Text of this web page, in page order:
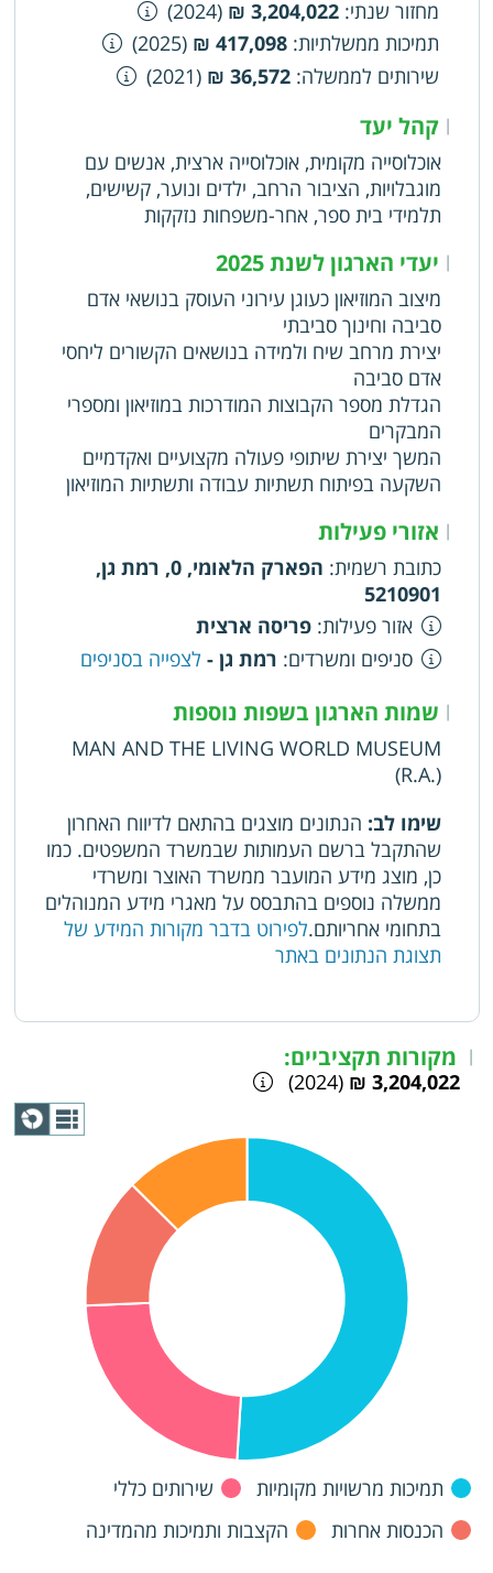
לשכור, לחכור, למכור, להעביר ולהחכיר, הן בתמורה
והן בלא תמורה, לשעבד, לקבל ולמסור בכל דרך
אחרת כל רכוש ונכסים, הן דניידי והן דלא-ניידי,
התחייבויות אחרות ולעשות כל פעולות חוקיות לשם
הגשמת מטרות המוזיאון. 3.10. העמותה לא תהא
רשאית למכור זכויות במקרקעין, להחל
מחזור שנתי:
3,204,022 ₪
(2024)
תמיכות ממשלתיות:
417,098 ₪
(2025)
שירותים לממשלה:
36,572 ₪
(2021)
|קהל יעד
אוכלוסייה מקומית, אוכלוסייה ארצית, אנשים עם
מוגבלויות, הציבור הרחב, ילדים ונוער, קשישים,
תלמידי בית ספר, אחר-משפחות נזקקות
| יעדי הארגון לשנת 2025
מיצוב המוזיאון כעוגן עירוני העוסק בנושאי אדם
סביבה וחינוך סביבתי
יצירת מרחב שיח ולמידה בנושאים הקשורים ליחסי
אדם סביבה
הגדלת מספר הקבוצות המודרכות במוזיאון ומספרי
המבקרים
המשך יצירת שיתופי פעולה מקצועיים ואקדמיים
השקעה בפיתוח תשתיות עבודה ותשתיות המוזיאון
| אזורי פעילות
כתובת רשמית:
הפארק הלאומי, 0, רמת גן,
5210901
אזור פעילות: פריסה ארצית
סניפים ומשרדים: רמת גן - לצפייה בסניפים
| שמות הארגון בשפות נוספות
MAN AND THE LIVING WORLD MUSEUM
(R.A.)
שימו לב: הנתונים מוצגים בהתאם לדיווח האחרון
שהתקבל ברשם העמותות שבמשרד המשפטים. כמו
כן, מוצג מידע המועבר ממשרד האוצר ומשרדי
ממשלה נוספים בהתבסס על מאגרי מידע המנוהלים
בתחומי אחריותם.לפירוט בדבר מקורות המידע של
תצוגת הנתונים באתר
| מקורות תקציביים:
3,204,022 ₪
(2024)
תמיכות מרשויות מקומיות
שירותים כללי
הכנסות אחרות
הקצבות ותמיכות מהמדינה